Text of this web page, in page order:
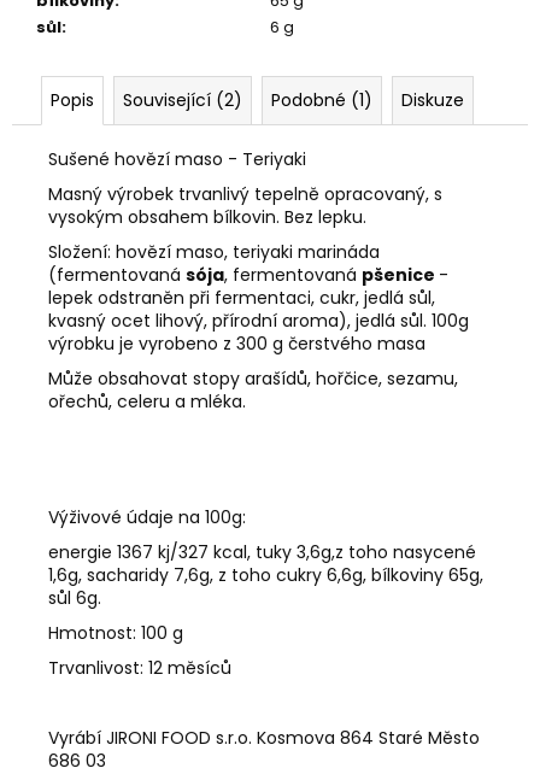
sůl: 6 g
Popis Související (2) Podobné (1) Diskuze
Sušené hovězí maso - Teriyaki
Masný výrobek trvanlivý tepelně opracovaný, s
vysokým obsahem bílkovin. Bez lepku.
Složení: hovězí maso, teriyaki marináda
(fermentovaná sója, fermentovaná pšenice -
lepek odstraněn při fermentaci, cukr, jedlá sůl,
kvasný ocet lihový, přírodní aroma), jedlá sůl. 100g
výrobku je vyrobeno z 300 g čerstvého masa
Může obsahovat stopy arašídů, hořčice, sezamu,
ořechů, celeru a mléka.
Výživové údaje na 100g:
energie 1367 kj/327 kcal, tuky 3,6g,z toho nasycené
1,6g, sacharidy 7,6g, z toho cukry 6,6g, bílkoviny 65g,
sůl 6g.
Hmotnost: 100 g
Trvanlivost: 12 měsíců
Vyrábí JIRONI FOOD s.r.o. Kosmova 864 Staré Město
686 03